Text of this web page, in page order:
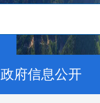
政府信息公开